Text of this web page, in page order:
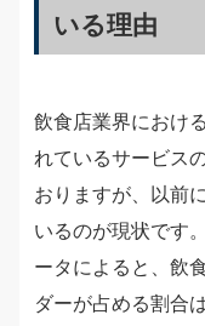
いる理由
飲食店業界におけ
れているサービス
おりますが、以前
いるのが現状です
ータによると、飲
ダーが占める割合